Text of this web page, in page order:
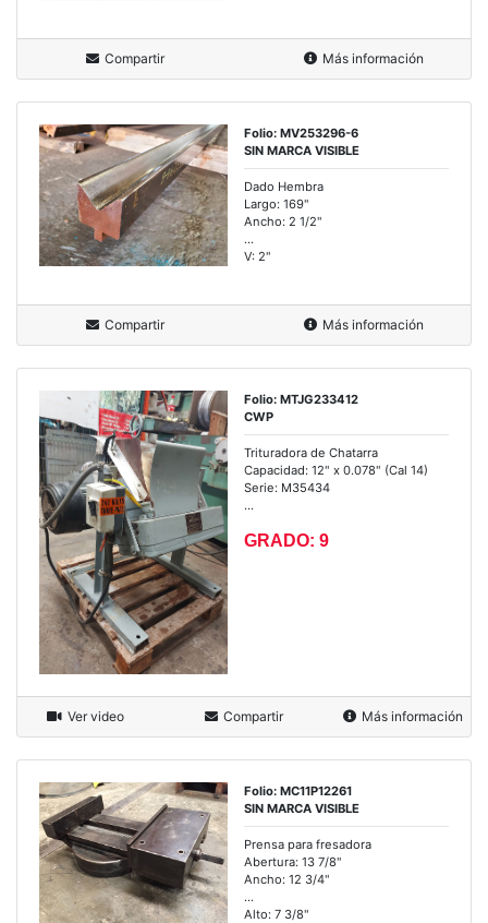
Compartir Más información
Folio: MV253296-6
SIN MARCA VISIBLE
Dado Hembra
Largo: 169"
Ancho: 2 1/2"
...
V: 2"
Compartir Más información
Folio: MTJG233412
CWP
Trituradora de Chatarra
Capacidad: 12" x 0.078" (Cal 14)
Serie: M35434
...
GRADO: 9
Ver video Compartir Más información
Folio: MC11P12261
SIN MARCA VISIBLE
Prensa para fresadora
Abertura: 13 7/8"
Ancho: 12 3/4"
...
Alto: 7 3/8"